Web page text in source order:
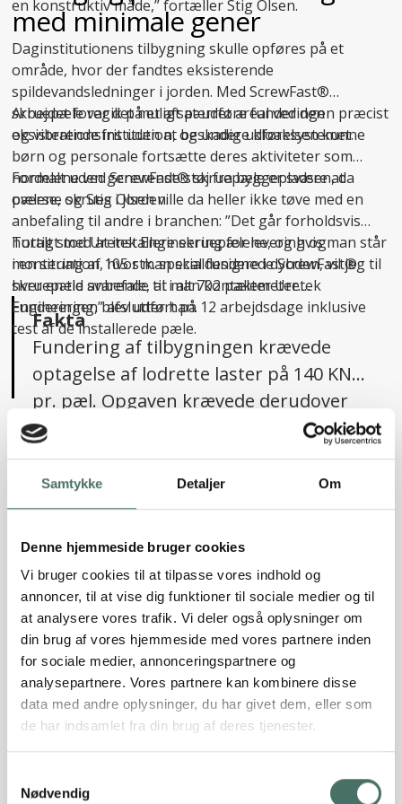
Samtykke Detaljer Om
Denne hjemmeside bruger cookies
Vi bruger cookies til at tilpasse vores indhold og
annoncer, til at vise dig funktioner til sociale medier og til
at analysere vores trafik. Vi deler også oplysninger om
din brug af vores hjemmeside med vores partnere inden
for sociale medier, annonceringspartnere og
analysepartnere. Vores partnere kan kombinere disse
data med andre oplysninger, du har givet dem, eller som
de har indsamlet fra din brug af deres tjenester.
Nødvendig
en konstruktiv måde,” fortæller Stig Olsen.
med minimale gener
Daginstitutionens tilbygning skulle opføres på et
område, hvor der fandtes eksisterende
spildevandsledninger i jorden. Med ScrewFast®
skruepæle var det muligt at udføre funderingen præcist
og vibrationsfrit uden at beskadige kloaksystemet.
Arbejdet foregik på et afspærret areal ved den
eksisterende institution, og under udførelsen kunne
børn og personale fortsætte deres aktiviteter som
normalt uden generende støj fra byggepladsen, da
pælene skrues i jorden.
Fordelene ved ScrewFast® skruepæle er svære at
overse, og Stig Olsen ville da heller ikke tøve med en
anbefaling til andre i branchen: ”Det går forholdsvis
hurtigt med at installere skruepælene, og hvis man står
i en situation, hvor man skal fundere i dybden, vil jeg til
hver en tid anbefale, at man kontakter Uretek
Engineering,” afslutter han.
Totalt stod Uretek Engineering for levering og
montering af 105 stk. specialdesignede ScrewFast®
skruepæle svarende til i alt 702 pælemeter.
Funderingen blev udført på 12 arbejdsdage inklusive
test af de installerede pæle.
Fakta
Fundering af tilbygningen krævede
optagelse af lodrette laster på 140 KN
pr. pæl. Opgaven krævede derudover
10 stk. skråpæle til optagelse af
vandrette laster, beregnet til i alt 150
KN på tværs af bygningen og i alt 70 KN
på langs.
Læs referencen